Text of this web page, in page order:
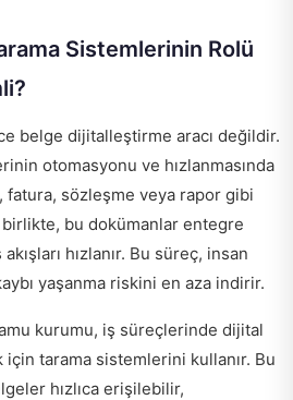
Sistemlerinin Rolü
belge dijitalleştirme aracı değildir.
otomasyonu ve hızlanmasında
sözleşme veya rapor gibi
bu dokümanlar entegre
akışları hızlanır. Bu süreç, insan
yaşanma riskini en aza indirir.
kurumu, iş süreçlerinde dijital
tarama sistemlerini kullanır. Bu
hızlıca erişilebilir,